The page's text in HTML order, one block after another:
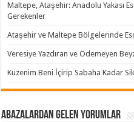
Maltepe, Ataşehir: Anadolu Yakası
Gerekenler
Ataşehir ve Maltepe Bölgelerinde
Veresiye Yazdıran ve Ödemeyen
Kuzenim Beni İçirip Sabaha Kadar
Abazalardan Gelen Yorumlar